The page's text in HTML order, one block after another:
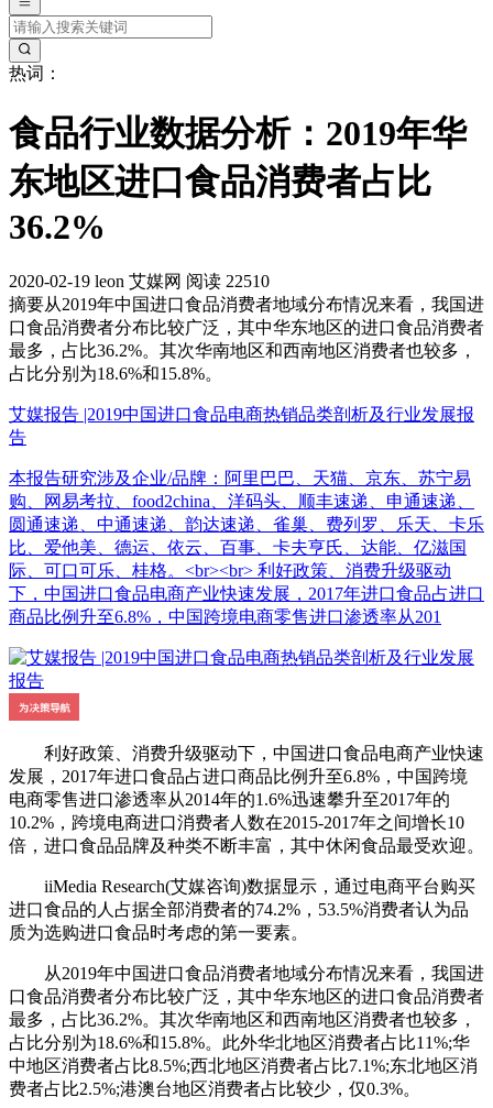
热词：
食品行业数据分析：2019年华
东地区进口食品消费者占比
36.2%
2020-02-19 leon 艾媒网 阅读 22510
摘要从2019年中国进口食品消费者地域分布情况来看，我国进
口食品消费者分布比较广泛，其中华东地区的进口食品消费者
最多，占比36.2%。其次华南地区和西南地区消费者也较多，
占比分别为18.6%和15.8%。
艾媒报告 |2019中国进口食品电商热销品类剖析及行业发展报
告
本报告研究涉及企业/品牌：阿里巴巴、天猫、京东、苏宁易
购、网易考拉、food2china、洋码头、顺丰速递、申通速递、
圆通速递、中通速递、韵达速递、雀巢、费列罗、乐天、卡乐
比、爱他美、德运、依云、百事、卡夫亨氏、达能、亿滋国
际、可口可乐、桂格。<br><br> 利好政策、消费升级驱动
下，中国进口食品电商产业快速发展，2017年进口食品占进口
商品比例升至6.8%，中国跨境电商零售进口渗透率从201
利好政策、消费升级驱动下，中国进口食品电商产业快速
发展，2017年进口食品占进口商品比例升至6.8%，中国跨境
电商零售进口渗透率从2014年的1.6%迅速攀升至2017年的
10.2%，跨境电商进口消费者人数在2015-2017年之间增长10
倍，进口食品品牌及种类不断丰富，其中休闲食品最受欢迎。
iiMedia Research(艾媒咨询)数据显示，通过电商平台购买
进口食品的人占据全部消费者的74.2%，53.5%消费者认为品
质为选购进口食品时考虑的第一要素。
从2019年中国进口食品消费者地域分布情况来看，我国进
口食品消费者分布比较广泛，其中华东地区的进口食品消费者
最多，占比36.2%。其次华南地区和西南地区消费者也较多，
占比分别为18.6%和15.8%。此外华北地区消费者占比11%;华
中地区消费者占比8.5%;西北地区消费者占比7.1%;东北地区消
费者占比2.5%;港澳台地区消费者占比较少，仅0.3%。